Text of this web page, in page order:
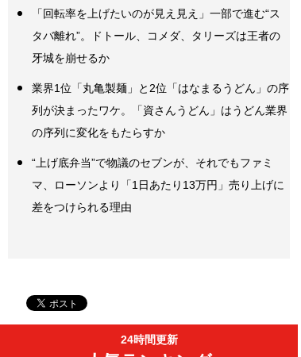
「回転率を上げたいのが見え見え」一部で進む“ス
タバ離れ”。ドトール、コメダ、タリーズは王者の
牙城を崩せるか
業界1位「丸亀製麺」と2位「はなまるうどん」の序
列が決まったワケ。「資さんうどん」はうどん業界
の序列に変化をもたらすか
“上げ底弁当”で物議のセブンが、それでもファミ
マ、ローソンより「1日あたり13万円」売り上げに
差をつけられる理由
24時間更新